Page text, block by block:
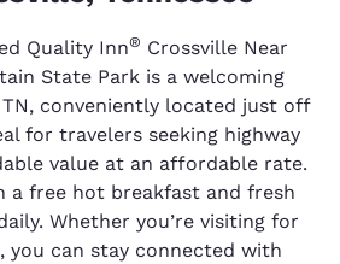
Quality Inn® Crossville Near
State Park is a welcoming
conveniently located just off
for travelers seeking highway
value at an affordable rate.
a free hot breakfast and fresh
Whether you’re visiting for
you can stay connected with